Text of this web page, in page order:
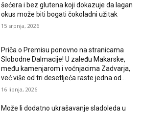
šećera i bez glutena koji dokazuje da lagan
okus može biti bogati čokoladni užitak
15 srpnja, 2026
Priča o Premisu ponovno na stranicama
Slobodne Dalmacije! U zaleđu Makarske,
među kamenjarom i voćnjacima Zadvarja,
već više od tri desetljeća raste jedna od...
16 lipnja, 2026
Može li dodatno ukrašavanje sladoleda u